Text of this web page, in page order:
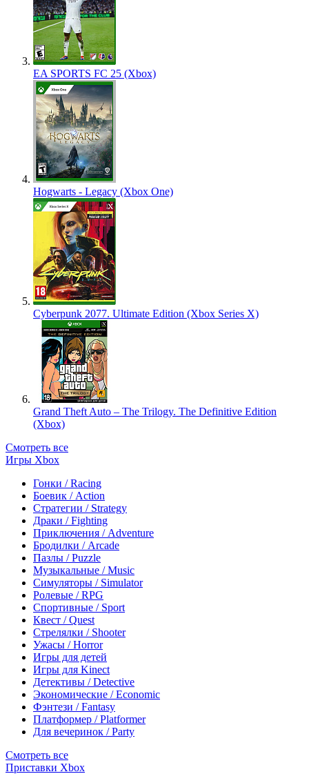
EA SPORTS FC 25 (Xbox)
Hogwarts - Legacy (Xbox One)
Cyberpunk 2077. Ultimate Edition (Xbox Series X)
Grand Theft Auto – The Trilogy. The Definitive Edition
(Xbox)
Смотреть все
Игры Xbox
Гонки / Racing
Боевик / Action
Стратегии / Strategy
Драки / Fighting
Приключения / Adventure
Бродилки / Arcade
Пазлы / Puzzle
Музыкальные / Music
Симуляторы / Simulator
Ролевые / RPG
Спортивные / Sport
Квест / Quest
Стрелялки / Shooter
Ужасы / Horror
Игры для детей
Игры для Kinect
Детективы / Detective
Экономические / Economic
Фэнтези / Fantasy
Платформер / Platformer
Для вечеринок / Party
Смотреть все
Приставки Xbox